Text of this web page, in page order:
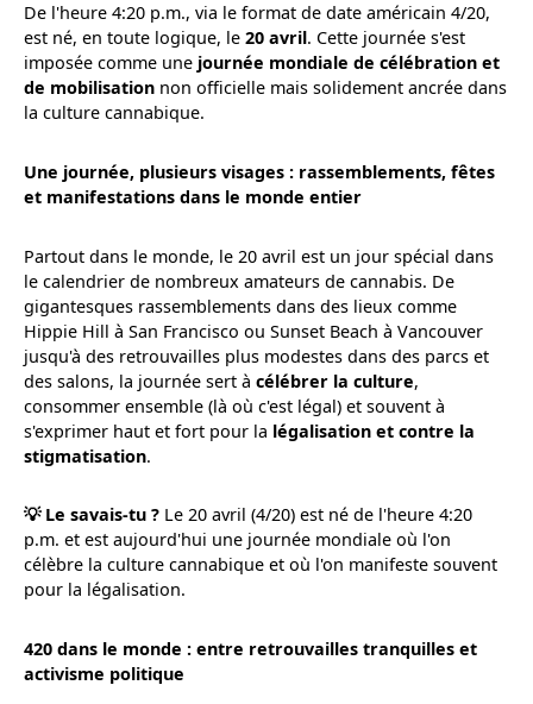
De l'heure 4:20 p.m., via le format de date américain 4/20,
est né, en toute logique, le 20 avril. Cette journée s'est
imposée comme une journée mondiale de célébration et
de mobilisation non officielle mais solidement ancrée dans
la culture cannabique.
Une journée, plusieurs visages : rassemblements, fêtes
et manifestations dans le monde entier
Partout dans le monde, le 20 avril est un jour spécial dans
le calendrier de nombreux amateurs de cannabis. De
gigantesques rassemblements dans des lieux comme
Hippie Hill à San Francisco ou Sunset Beach à Vancouver
jusqu'à des retrouvailles plus modestes dans des parcs et
des salons, la journée sert à célébrer la culture,
consommer ensemble (là où c'est légal) et souvent à
s'exprimer haut et fort pour la légalisation et contre la
stigmatisation.
💡 Le savais-tu ? Le 20 avril (4/20) est né de l'heure 4:20
p.m. et est aujourd'hui une journée mondiale où l'on
célèbre la culture cannabique et où l'on manifeste souvent
pour la légalisation.
420 dans le monde : entre retrouvailles tranquilles et
activisme politique